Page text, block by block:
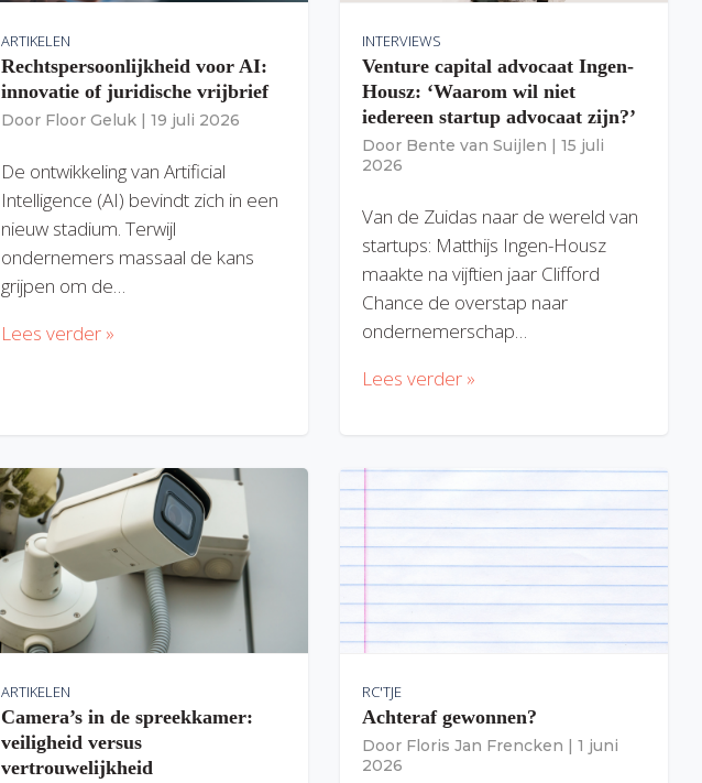
ARTIKELEN
Rechtspersoonlijkheid voor AI:
innovatie of juridische vrijbrief
Door Floor Geluk | 19 juli 2026
De ontwikkeling van Artificial
Intelligence (AI) bevindt zich in een
nieuw stadium. Terwijl
ondernemers massaal de kans
grijpen om de…
Lees verder »
INTERVIEWS
Venture capital advocaat Ingen-
Housz: ‘Waarom wil niet
iedereen startup advocaat zijn?’
Door Bente van Suijlen | 15 juli
2026
Van de Zuidas naar de wereld van
startups: Matthijs Ingen-Housz
maakte na vijftien jaar Clifford
Chance de overstap naar
ondernemerschap…
Lees verder »
ARTIKELEN
Camera’s in de spreekkamer:
veiligheid versus
vertrouwelijkheid
RC'TJE
Achteraf gewonnen?
Door Floris Jan Frencken | 1 juni
2026